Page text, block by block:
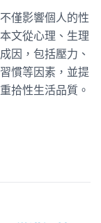
僅影響個人的性
文從心理、生理
因，包括壓力、
慣等因素，並提
拾性生活品質。